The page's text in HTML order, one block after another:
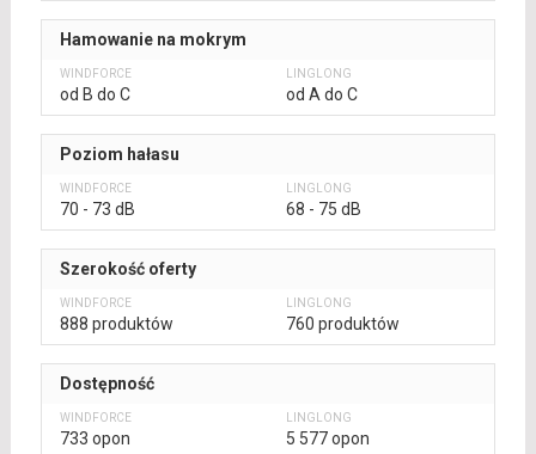
Hamowanie na mokrym
od B do C od A do C
Poziom hałasu
70 - 73 dB 68 - 75 dB
Szerokość oferty
888 produktów 760 produktów
Dostępność
733 opon 5 577 opon